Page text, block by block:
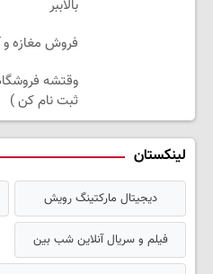
بالاببر
فروش مغازه و
وقتشه
ثبت نام کن )
لینکستان
دیجیتال مارکتینگ رویش
فیلم و سریال آنلاین شب بین